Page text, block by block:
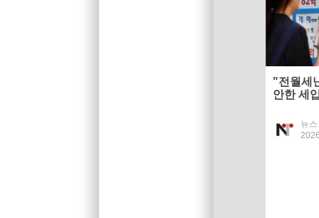
"전월세
안한 세
뉴